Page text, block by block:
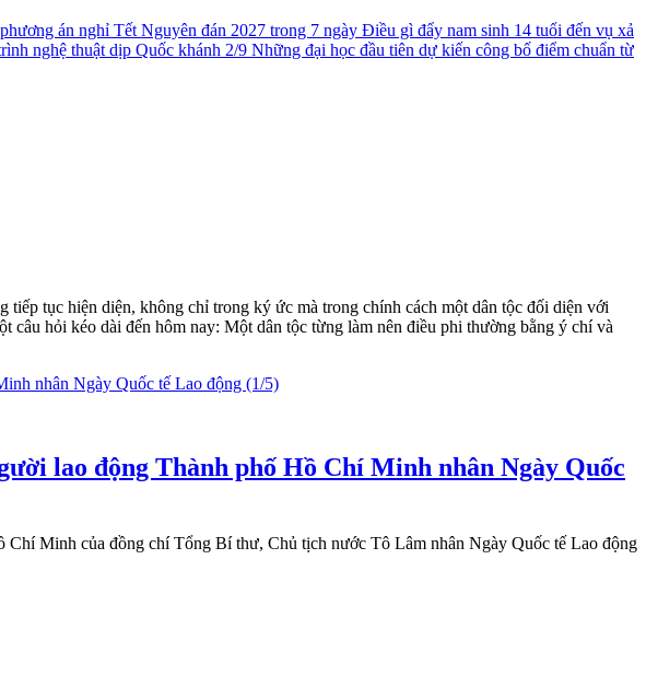
án nghỉ Tết Nguyên đán 2027 trong 7 ngày Điều gì đẩy nam sinh 14 tuổi đến vụ xả
nghệ thuật dịp Quốc khánh 2/9 Những đại học đầu tiên dự kiến công bố điểm chuẩn từ
tục hiện diện, không chỉ trong ký ức mà trong chính cách một dân tộc đối diện với
hỏi kéo dài đến hôm nay: Một dân tộc từng làm nên điều phi thường bằng ý chí và
lao động Thành phố Hồ Chí Minh nhân Ngày Quốc
Minh của đồng chí Tổng Bí thư, Chủ tịch nước Tô Lâm nhân Ngày Quốc tế Lao động